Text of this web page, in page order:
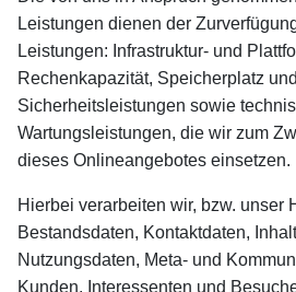
Leistungen dienen der
Leistungen: Infrastruktur- und
Rechenkapazität, Speicherplatz
Sicherheitsleistungen sowie
Wartungsleistungen, die wir zum
dieses Onlineangebotes einsetzen.
Hierbei verarbeiten wir, bzw. unser
Bestandsdaten, Kontaktdaten,
Nutzungsdaten, Meta- und
Kunden, Interessenten und